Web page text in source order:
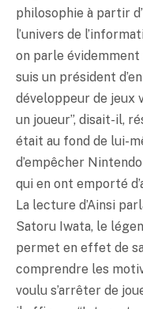
philosophie à partir
l’univers de
on parle évidemment
suis un président
développeur de jeux
un joueur”, disait-il,
était au fond de lui-
d’empêcher
qui en ont emporté
La lecture d’Ainsi
Satoru Iwata, le
permet en effet de
comprendre les
voulu s’arrêter de